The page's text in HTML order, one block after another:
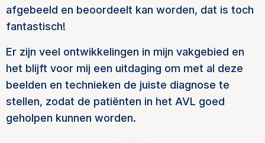
afgebeeld en beoordeelt kan worden, dat is toch
fantastisch!
Er zijn veel ontwikkelingen in mijn vakgebied en
het blijft voor mij een uitdaging om met al deze
beelden en technieken de juiste diagnose te
stellen, zodat de patiënten in het AVL goed
geholpen kunnen worden.